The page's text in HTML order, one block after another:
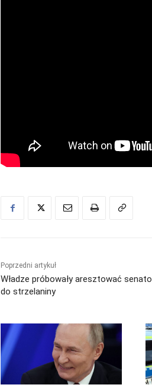
Poprzedni artykuł
Władze próbowały aresztować
do strzelaniny